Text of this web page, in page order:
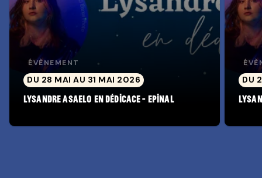
ÉVÈNEMENT
DU 28 MAI AU 31 MAI 2026
Lysandre Asaelo en dédicace - Epinal
DU